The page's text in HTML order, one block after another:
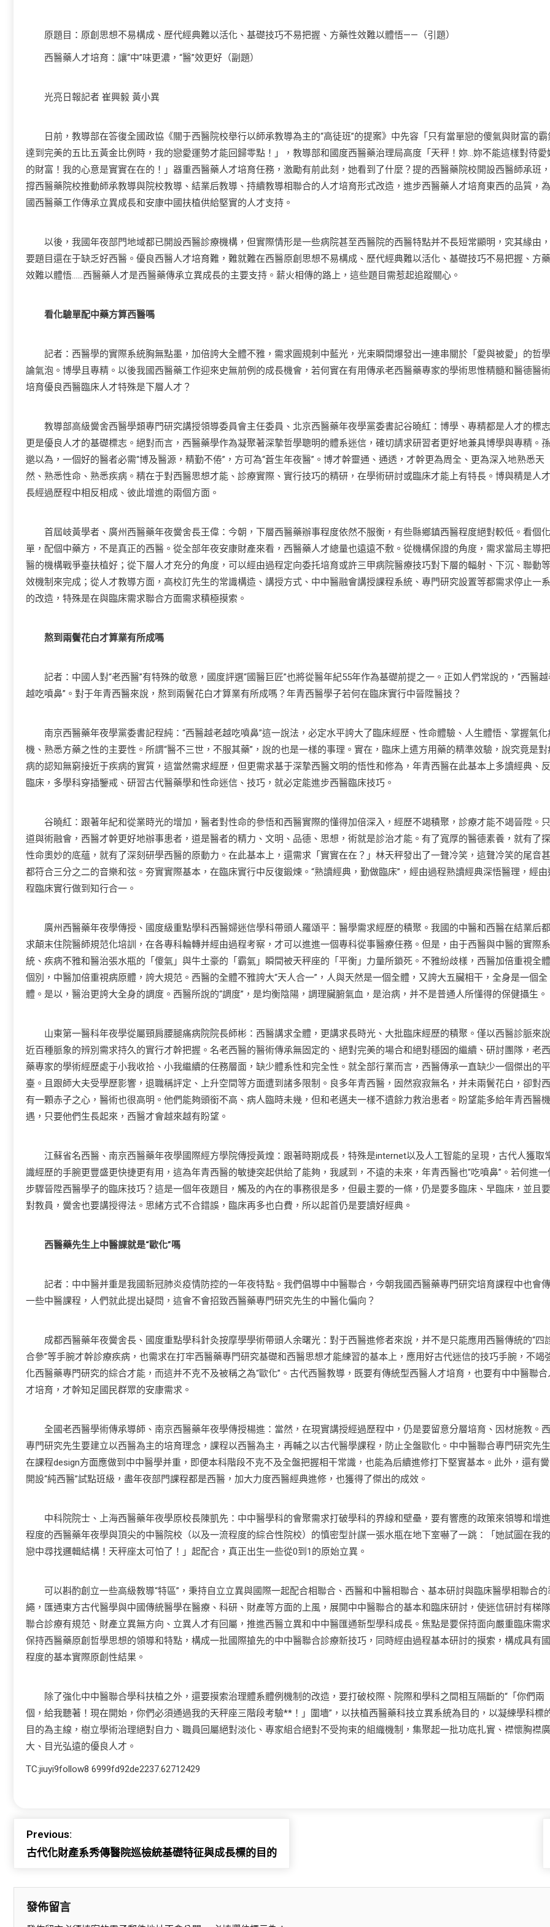
原題目：原創思想不易構成、歷代經典難以活化、基礎技巧不易把握、方藥性效難以體悟——（引題）
西醫藥人才培育：讓“中”味更濃，“醫”效更好（副題）
光亮日報記者 崔興毅 黃小異
日前，教導部在答復全國政協《關于西醫院校舉行以師承教導為主的“高徒班”的提案》中先容「只有當單戀的傻氣與財富的霸
達到完美的五比五黃金比例時，我的戀愛運勢才能回歸零點！」，教導部和國度西醫藥治理局高度「天秤！妳…妳不能這樣對待愛
的財富！我的心意是實實在在的！」器重西醫藥人才培育任務，激勵有前此刻，她看到了什麼？提的西醫藥院校開設西醫師承班
撐西醫藥院校推動師承教導與院校教導、結業后教導、持續教導相聯合的人才培育形式改造，進步西醫藥人才培育東西的品質，
國西醫藥工作傳承立異成長和安康中國扶植供給堅實的人才支持。
以後，我國年夜部門地域都已開設西醫診療機構，但實際情形是一些病院甚至西醫院的西醫特點并不長短常顯明，究其緣由
要題目還在于缺乏好西醫。優良西醫人才培育難，難就難在西醫原創思想不易構成、歷代經典難以活化、基礎技巧不易把握、方
效難以體悟……西醫藥人才是西醫藥傳承立異成長的主要支持。薪火相傳的路上，這些題目需惹起追蹤關心。
看化驗單配中藥方算西醫嗎
記者：西醫學的實際系統胸無點墨，加倍誇大全體不雅，需求圓規刺中藍光，光束瞬間爆發出一連串關於「愛與被愛」的哲
論氣泡。博學且專精。以後我國西醫藥工作迎來史無前例的成長機會，若何實在有用傳承老西醫藥專家的學術思惟精髓和醫德醫術
培育優良西醫臨床人才特殊是下層人才？
教導部高級黌舍西醫學類專門研究講授領導委員會主任委員、北京西醫藥年夜學黨委書記谷曉紅：博學、專精都是人才的標志
更是優良人才的基礎標志。絕對而言，西醫藥學作為凝聚著深摯哲學聰明的體系迷信，確切請求研習者更好地兼具博學與專精。
邈以為，一個好的醫者必需“博及醫源，精勤不倦”，方可為“蒼生年夜醫”。博才幹靈通、通透，才幹更為周全、更為深入地熟悉天
然、熟悉性命、熟悉疾病。精在于對西醫思想才能、診療實際、實行技巧的精研，在學術研討或臨床才能上有特長。博與精是人
長經過歷程中相反相成、彼此增進的兩個方面。
首屆岐黃學者、廣州西醫藥年夜黌舍長王偉：今朝，下層西醫藥辦事程度依然不服衡，有些縣鄉鎮西醫程度絕對較低。看個
單，配個中藥方，不是真正的西醫。從全部年夜安康財產來看，西醫藥人才總量也遠遠不敷。從機構保證的角度，需求當局主導
醫的機構戰爭臺扶植好；從下層人才充分的角度，可以經由過程定向委托培育或許三甲病院醫療技巧對下層的輻射、下沉、聯動
效機制來完成；從人才教導方面，高校訂先生的常識構造、講授方式、中中醫融會講授課程系統、專門研究設置等都需求停止一系
的改造，特殊是在與臨床需求聯合方面需求積極摸索。
熬到兩鬢花白才算業有所成嗎
記者：中國人對“老西醫”有特殊的敬意，國度評選“國醫巨匠”也將從醫年紀55年作為基礎前提之一。正如人們常說的，“西醫越
越吃噴鼻”。對于年青西醫來說，熬到兩鬢花白才算業有所成嗎？年青西醫學子若何在臨床實行中晉陞醫技？
南京西醫藥年夜學黨委書記程純：“西醫越老越吃噴鼻”這一說法，必定水平誇大了臨床經歷、性命體驗、人生體悟、掌握氣化
機、熟悉方藥之性的主要性。所謂“醫不三世，不服其藥”，說的也是一樣的事理。實在，臨床上遣方用藥的精準效驗，說究竟是對
病的認知無窮接近于疾病的實質，這當然需求經歷，但更需求基于深摯西醫文明的悟性和修為，年青西醫在此基本上多讀經典、
臨床，多學科穿插鑒戒、研習古代醫藥學和性命迷信、技巧，就必定能進步西醫臨床技巧。
谷曉紅：跟著年紀和從業時光的增加，醫者對性命的參悟和西醫實際的懂得加倍深入，經歷不竭積聚，診療才能不竭晉陞。
道與術融會，西醫才幹更好地辦事患者，道是醫者的精力、文明、品德、思想，術就是診治才能。有了寬厚的醫德素養，就有了
性命奧妙的底蘊，就有了深刻研學西醫的原動力。在此基本上，還需求「實實在在？」林天秤發出了一聲冷笑，這聲冷笑的尾音
都符合三分之二的音樂和弦。夯實實際基本，在臨床實行中反復鍛煉。“熟讀經典，勤做臨床”，經由過程熟讀經典深悟醫理，經由
程臨床實行做到知行合一。
廣州西醫藥年夜學傳授、國度級重點學科西醫婦迷信學科帶頭人羅頌平：醫學需求經歷的積聚。我國的中醫和西醫在結業后
求顛末住院醫師規范化培訓，在各專科輪轉并經由過程考察，才可以進進一個專科從事醫療任務。但是，由于西醫與中醫的實際系
統、疾病不雅和醫治張水瓶的「傻氣」與牛土豪的「霸氣」瞬間被天秤座的「平衡」力量所鎖死。不雅紛歧樣，西醫加倍重視全
個別，中醫加倍重視病原體，誇大規范。西醫的全體不雅誇大“天人合一”，人與天然是一個全體，又誇大五臟相干，全身是一個全
體。是以，醫治更誇大全身的調度。西醫所說的“調度”，是均衡陰陽，調理臟腑氣血，是治病，并不是普通人所懂得的保健攝生。
山東第一醫科年夜學從屬頸肩腰腿痛病院院長師彬：西醫講求全體，更講求長時光、大批臨床經歷的積聚。僅以西醫診脈來說
近百種脈象的辨別需求持久的實行才幹把握。名老西醫的醫術傳承無固定的、絕對完美的場合和絕對穩固的繼續、研討團隊，老
藥專家的學術經歷處于小我收拾、小我繼續的任務層面，缺少體系性和完全性。就全部行業而言，西醫傳承一直缺少一個傑出的平
臺。且跟師大夫受學歷影響，退職稱評定、上升空間等方面遭到諸多限制。良多年青西醫，固然寂寂無名，并未兩鬢花白，卻對
有一顆赤子之心，醫術也很高明。他們能夠頭銜不高、病人臨時未幾，但和老邁夫一樣不遺餘力救治患者。盼望能多給年青西醫機
遇，只要他們生長起來，西醫才會越來越有盼望。
江蘇省名西醫、南京西醫藥年夜學國際經方學院傳授黃煌：跟著時期成長，特殊是internet以及人工智能的呈現，古代人獲取
識經歷的手腕更豐盛更快捷更有用，這為年青西醫的敏捷突起供給了能夠，我感到，不遠的未來，年青西醫也“吃噴鼻”。若何進一
步驟晉陞西醫學子的臨床技巧？這是一個年夜題目，觸及的內在的事務很是多，但最主要的一條，仍是要多臨床、早臨床，並且
對教員，黌舍也要講授得法。思緒方式不合錯誤，臨床再多也白費，所以起首仍是要讀好經典。
西醫藥先生上中醫課就是“歐化”嗎
記者：中中醫并重是我國新冠肺炎疫情防控的一年夜特點。我們倡導中中醫聯合，今朝我國西醫藥專門研究培育課程中也會
一些中醫課程，人們就此提出疑問，這會不會招致西醫藥專門研究先生的中醫化偏向？
成都西醫藥年夜黌舍長、國度重點學科針灸按摩學學術帶頭人余曙光：對于西醫進修者來說，并不是只能應用西醫傳統的“四
合參”等手腕才幹診療疾病，也需求在打牢西醫藥專門研究基礎和西醫思想才能練習的基本上，應用好古代迷信的技巧手腕，不竭
化西醫藥專門研究的綜合才能，而這并不克不及被稱之為“歐化”。古代西醫教導，既要有傳統型西醫人才培育，也要有中中醫聯合
才培育，才幹知足國民群眾的安康需求。
全國老西醫學術傳承導師、南京西醫藥年夜學傳授楊進：當然，在現實講授經過歷程中，仍是要留意分層培育、因材施教。
專門研究先生要建立以西醫為主的培育理念，課程以西醫為主，再輔之以古代醫學課程，防止全盤歐化。中中醫聯合專門研究先生
在課程design方面應做到中中醫學并重，即便本科階段不克不及全盤把握相干常識，也能為后續進修打下堅實基本。此外，還有
開設“純西醫”試點班級，盡年夜部門課程都是西醫，加大力度西醫經典進修，也獲得了傑出的成效。
中科院院士、上海西醫藥年夜學原校長陳凱先：中中醫學科的會聚需求打破學科的界線和壁壘，要有響應的政策來領導和增
程度的西醫藥年夜學與頂尖的中醫院校（以及一流程度的綜合性院校）的慎密型計謀一張水瓶在地下室嚇了一跳：「她試圖在我
戀中尋找邏輯結構！天秤座太可怕了！」起配合，真正出生一些從0到1的原始立異。
可以斟酌創立一些高級教導“特區”，秉持自立立異與國際一起配合相聯合、西醫和中醫相聯合、基本研討與臨床醫學相聯合的
繩，匯通東方古代醫學與中國傳統醫學在醫療、科研、財產等方面的上風，展開中中醫聯合的基本和臨床研討，使迷信研討有梯隊
聯合診療有規范、財產立異無方向、立異人才有回屬，推進西醫立異和中中醫匯通新型學科成長。焦點是要保持面向嚴重臨床需求
保持西醫藥原創哲學思想的領導和特點，構成一批國際搶先的中中醫聯合診療新技巧，同時經由過程基本研討的摸索，構成具有
程度的基本實際原創性結果。
除了強化中中醫聯合學科扶植之外，還要摸索治理體系體例機制的改造，要打破校際、院際和學科之間相互隔斷的“「你們兩
個，給我聽著！現在開始，你們必須通過我的天秤座三階段考驗**！」圍墻”，以扶植西醫藥科技立異系統為目的，以凝練學科標
目的為主線，樹立學術治理絕對自力、職員回屬絕對淡化、專家組合絕對不受拘束的組織機制，集聚起一批功底扎實、襟懷胸襟廣
大、目光弘遠的優良人才。
TC:jiuyi9follow8 6999fd92de2237.62712429
Previous:
古代化財產系秀傳醫院巡檢統基礎特征與成長標的目的
發佈留言